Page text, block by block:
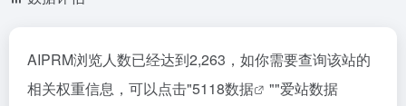
AIPRM浏览人数已经达到2,263，如你需要查询该站的
相关权重信息，可以点击"5118数据 ""爱站数据